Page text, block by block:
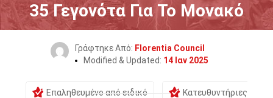
35 Γεγονότα Για Το Μονακό
Γράφτηκε Από: Florentia Council
Modified & Updated: 14 Ιαν 2025
Επαληθευμένο από ειδικό
Κατευθυντήριες